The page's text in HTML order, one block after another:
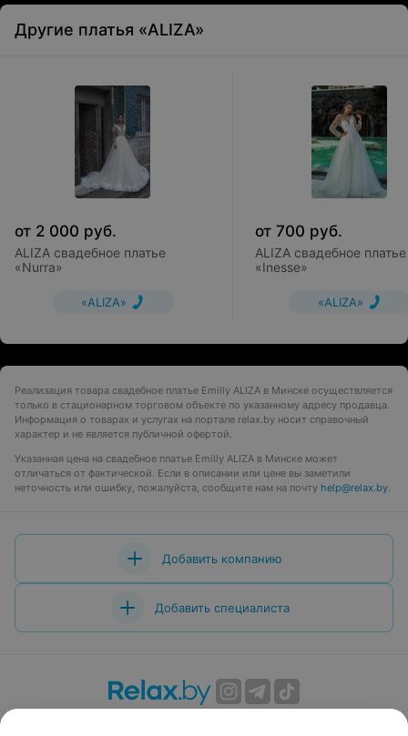
Другие платья «ALIZA»
от 2 000 руб.
ALIZA свадебное платье
«Nurra»
«ALIZA»
от 700 руб.
ALIZA свадебное платье
«Inesse»
«ALIZA»
Реализация товара свадебное платье Emilly ALIZA в Минске осуществляется
только в стационарном торговом объекте по указанному адресу продавца.
Информация о товарах и услугах на портале relax.by носит справочный
характер и не является публичной офертой.
Указанная цена на свадебное платье Emilly ALIZA в Минске может
отличаться от фактической. Если в описании или цене вы заметили
неточность или ошибку, пожалуйста, сообщите нам на почту help@relax.by.
Добавить компанию
Добавить специалиста